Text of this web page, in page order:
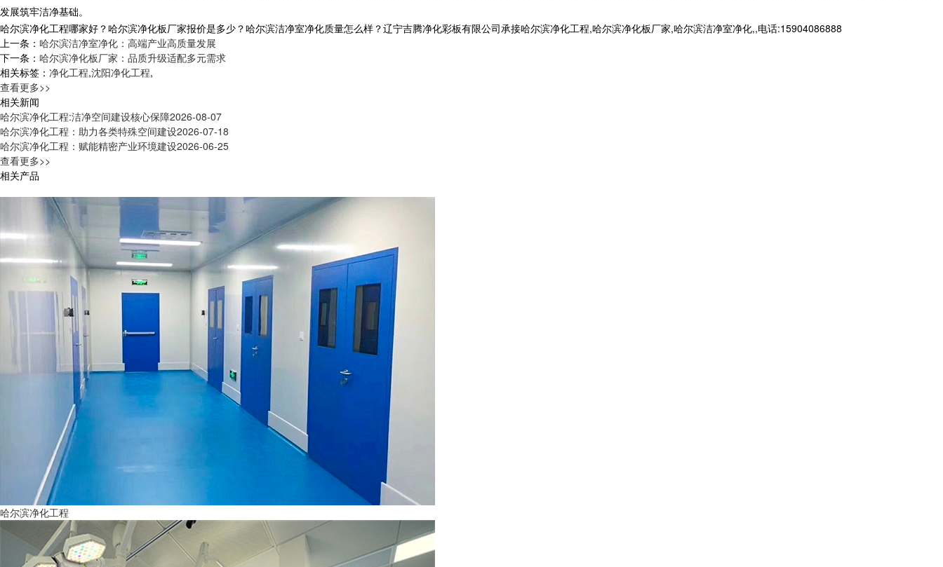
发展筑牢洁净基础。
哈尔滨净化工程哪家好？哈尔滨净化板厂家报价是多少？哈尔滨洁净室净化质量怎么样？辽宁吉腾净化彩板有限公司承接哈尔滨净化工程,哈尔滨净化板厂家,哈尔滨洁净室净化,,电话:15904086888
上一条： 哈尔滨洁净室净化：高端产业高质量发展
下一条： 哈尔滨净化板厂家：品质升级适配多元需求
相关标签： 净化工程,沈阳净化工程,
查看更多>>
相关新闻
哈尔滨净化工程:洁净空间建设核心保障2026-08-07
哈尔滨净化工程：助力各类特殊空间建设2026-07-18
哈尔滨净化工程：赋能精密产业环境建设2026-06-25
查看更多>>
相关产品
哈尔滨净化工程